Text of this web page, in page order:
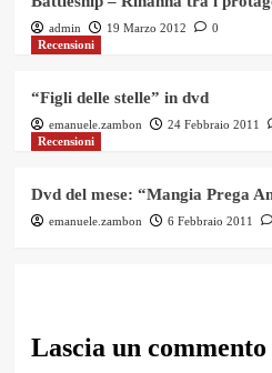
admin 19 Marzo 2012
0
Recensioni
“Figli delle stelle” in dvd
emanuele.zambon 24 Febbraio 2011
Recensioni
Dvd del mese: “Mangia Prega
emanuele.zambon 6 Febbraio 2011
Lascia un commento